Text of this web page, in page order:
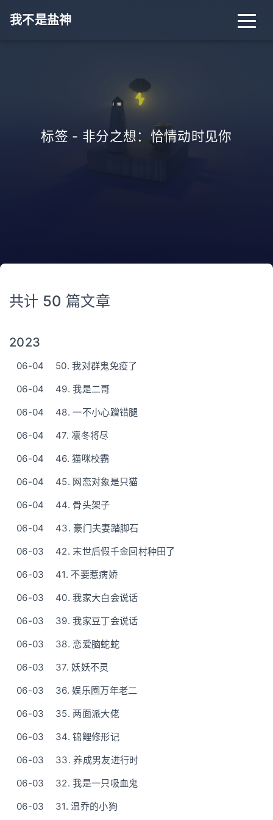
我不是盐神
标签 - 非分之想：恰情动时见你
共计 50 篇文章
2023
06-04
50. 我对群鬼免疫了
06-04
49. 我是二哥
06-04
48. 一不小心蹭错腿
06-04
47. 凛冬将尽
06-04
46. 猫咪校霸
06-04
45. 网恋对象是只猫
06-04
44. 骨头架子
06-04
43. 豪门夫妻踏脚石
06-03
42. 末世后假千金回村种田了
06-03
41. 不要惹病娇
06-03
40. 我家大白会说话
06-03
39. 我家豆丁会说话
06-03
38. 恋爱脑蛇蛇
06-03
37. 妖妖不灵
06-03
36. 娱乐圈万年老二
06-03
35. 两面派大佬
06-03
34. 锦鲤修形记
06-03
33. 养成男友进行时
06-03
32. 我是一只吸血鬼
06-03
31. 温乔的小狗